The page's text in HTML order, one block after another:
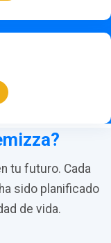
tu futuro. Cada
sido planificado
de vida.